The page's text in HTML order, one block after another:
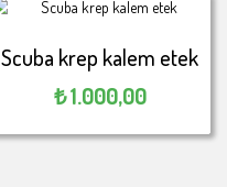
Scuba krep kalem etek
₺1.000,00